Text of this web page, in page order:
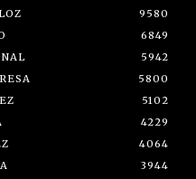
9580
6849
5942
5800
5102
4229
4064
3944